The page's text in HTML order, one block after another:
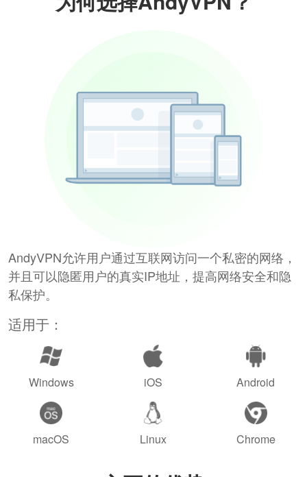
AndyVPN允许用户通过互联网访问一个私密的网络，
并且可以隐匿用户的真实IP地址，提高网络安全和隐
私保护。
适用于：
Windows iOS Android
macOS Linux Chrome